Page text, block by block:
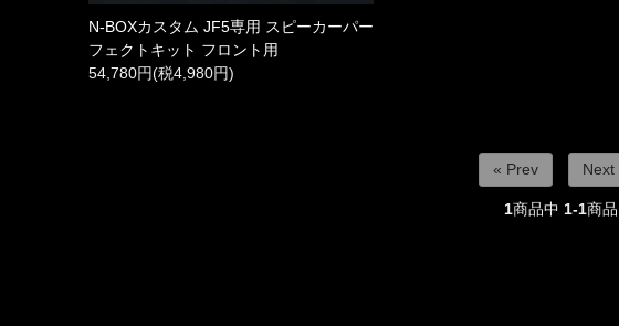
N-BOXカスタム JF5専用 スピーカーパー
フェクトキット フロント用
54,780円(税4,980円)
« Prev Next
1商品中 1-1商品